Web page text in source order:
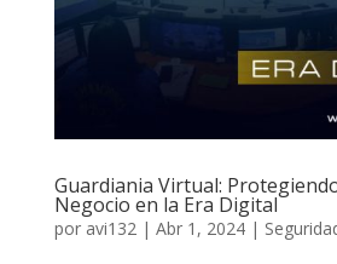
Guardiania Virtual:
Negocio en la Era Digital
por avi132| Abr 1, 2024|